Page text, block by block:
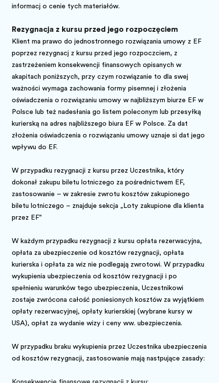
Darmowy katalog
Zarezerwuj online
informację o cenie tych materiałów.
Rezygnacja z kursu przed jego rozpoczęciem
Klient ma prawo do jednostronnego rozwiązania umowy z EF
poprzez rezygnację z kursu przed jego rozpoczęciem, z
zastrzeżeniem konsekwencji finansowych opisanych w
akapitach poniższych, przy czym rozwiązanie to dla swej
ważności wymaga zachowania formy pisemnej i złożenia
oświadczenia o rozwiązaniu umowy w najbliższym biurze EF w
Polsce lub też nadesłania go listem poleconym lub przesyłką
kurierską na adres najbliższego biura EF w Polsce. Za datę
złożenia oświadczenia o rozwiązaniu umowy uznaje się datę jego
wpływu do EF.
W przypadku rezygnacji z kursu przez Uczestnika, który
dokonał zakupu biletu lotniczego za pośrednictwem EF,
zastosowanie – w zakresie zwrotu kosztów zakupionego
biletu lotniczego – znajduje sekcja „Loty zakupione dla klienta
przez EF"
W każdym przypadku rezygnacji z kursu opłata rezerwacyjna,
opłata za ubezpieczenie od kosztów rezygnacji, opłata
kurierska i opłata za wizę nie podlegają zwrotowi. W przypadku
wykupienia ubezpieczenia od kosztów rezygnacji i po
spełnieniu warunków tego ubezpieczenia, Uczestnikowi
zostaje zwrócona całość poniesionych kosztów za wyjątkiem
opłaty rezerwacyjnej, opłaty kurierskiej (wybrane kursy w
USA), opłat za wydanie wizy i ceny ww. ubezpieczenia.
W przypadku braku wykupienia przez Uczestnika ubezpieczenia
od kosztów rezygnacji, zastosowanie mają następujące zasady: